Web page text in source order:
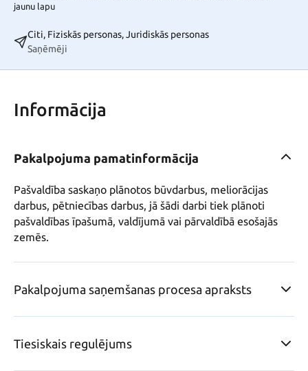
jaunu lapu
Citi, Fiziskās personas, Juridiskās personas
Saņēmēji
Informācija
Pakalpojuma pamatinformācija
Pašvaldība saskaņo plānotos būvdarbus, meliorācijas
darbus, pētniecības darbus, jā šādi darbi tiek plānoti
pašvaldības īpašumā, valdījumā vai pārvaldībā esošajās
zemēs.
Pakalpojuma saņemšanas procesa apraksts
Tiesiskais regulējums